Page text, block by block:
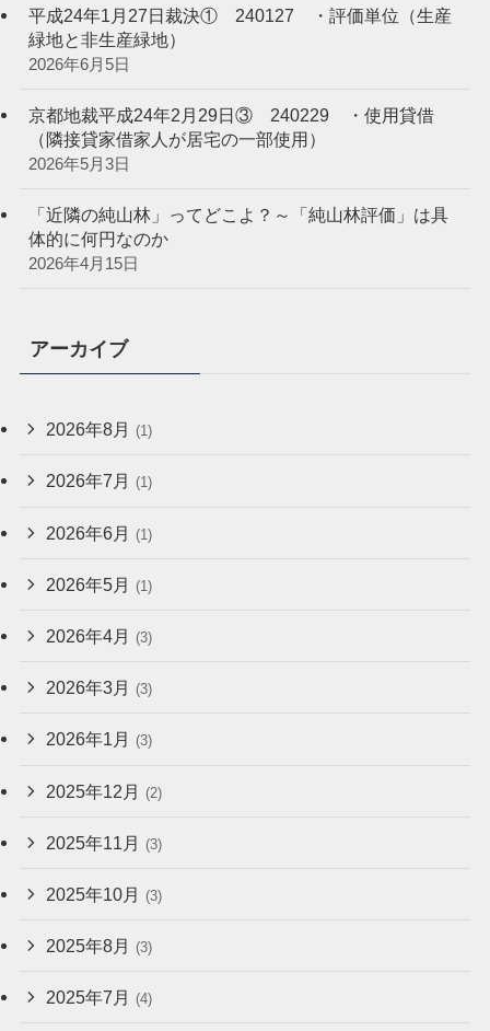
平成24年1月27日裁決① 240127 ・評価単位（生産
緑地と非生産緑地）
2026年6月5日
京都地裁平成24年2月29日③ 240229 ・使用貸借
（隣接貸家借家人が居宅の一部使用）
2026年5月3日
「近隣の純山林」ってどこよ？～「純山林評価」は具
体的に何円なのか
2026年4月15日
アーカイブ
2026年8月 (1)
2026年7月 (1)
2026年6月 (1)
2026年5月 (1)
2026年4月 (3)
2026年3月 (3)
2026年1月 (3)
2025年12月 (2)
2025年11月 (3)
2025年10月 (3)
2025年8月 (3)
2025年7月 (4)